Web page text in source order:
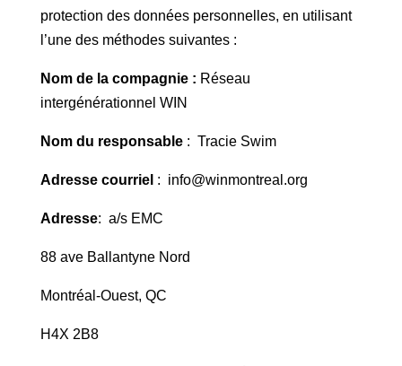
protection des données personnelles, en utilisant
l’une des méthodes suivantes :
Nom de la compagnie : Réseau
intergénérationnel WIN
Nom du responsable: Tracie Swim
Adresse courriel : info@winmontreal.org
Adresse: a/s EMC
88 ave Ballantyne Nord
Montréal-Ouest, QC
H4X 2B8